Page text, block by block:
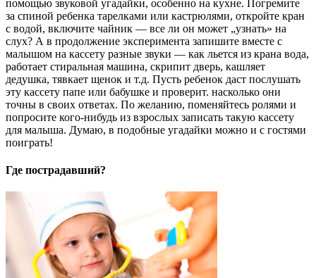
помощью звуковой угадайки, особенно на кухне. Погремите
за спиной ребенка тарелками или кастрюлями, откройте кран
с водой, включите чайник — все ли он может „узнать» на
слух? А в продолжение эксперимента запишите вместе с
малышом на кассету разные звуки — как льется из крана вода,
работает стиральная машина, скрипит дверь, кашляет
дедушка, тявкает щенок и т.д. Пусть ребенок даст послушать
эту кассету папе или бабушке и проверит. насколько они
точны в своих ответах. По желанию, поменяйтесь ролями и
попросите кого-нибудь из взрослых записать такую кассету
для малыша. Думаю, в подобные угадайки можно и с гостями
поиграть!
Где пострадавший?